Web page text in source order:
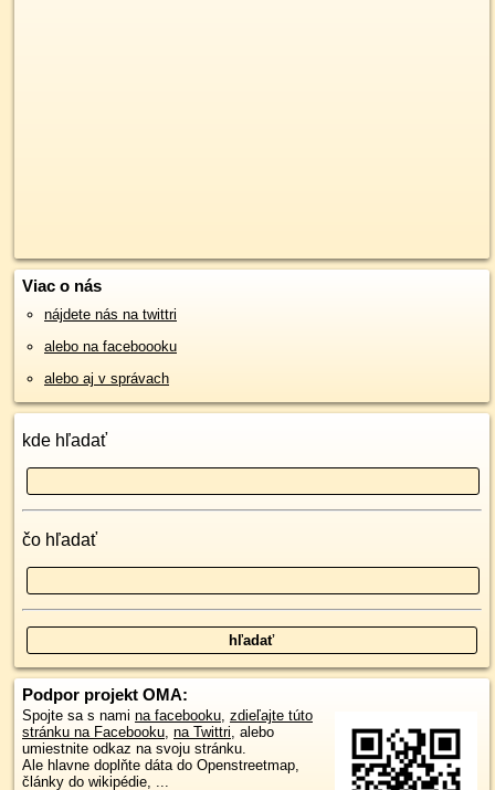
Viac o nás
nájdete nás na twittri
alebo na faceboooku
alebo aj v správach
kde hľadať
čo hľadať
Podpor projekt OMA:
Spojte sa s nami na facebooku, zdieľajte túto
stránku na Facebooku, na Twittri, alebo
umiestnite odkaz na svoju stránku.
Ale hlavne doplňte dáta do Openstreetmap,
články do wikipédie, ...